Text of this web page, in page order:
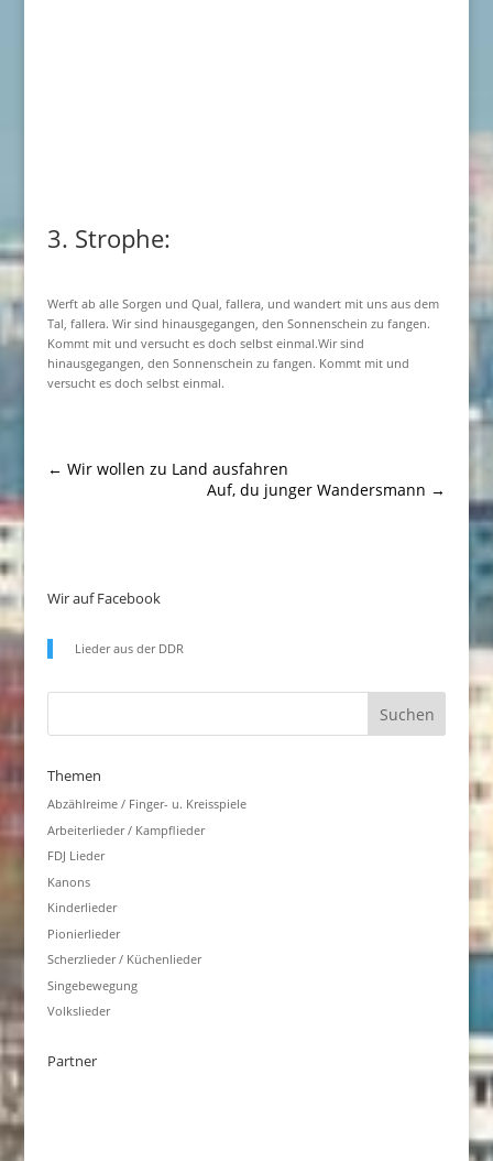
3. Strophe:
Werft ab alle Sorgen und Qual, fallera, und wandert mit uns aus dem
Tal, fallera. Wir sind hinausgegangen, den Sonnenschein zu fangen.
Kommt mit und versucht es doch selbst einmal.Wir sind
hinausgegangen, den Sonnenschein zu fangen. Kommt mit und
versucht es doch selbst einmal.
← Wir wollen zu Land ausfahren
Auf, du junger Wandersmann →
Wir auf Facebook
Lieder aus der DDR
Themen
Abzählreime / Finger- u. Kreisspiele
Arbeiterlieder / Kampflieder
FDJ Lieder
Kanons
Kinderlieder
Pionierlieder
Scherzlieder / Küchenlieder
Singebewegung
Volkslieder
Partner